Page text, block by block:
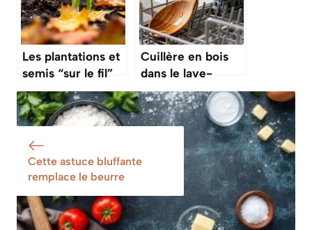
prévenir la
repousse
en novembre
Les plantations et
semis “sur le fil”
que les experts
recommandent
juste avant
l’arrivée de l’hiver
Cuillère en bois
dans le lave-
vaisselle : une
habitude insolite
mais
redoutablement
efficace
Cette astuce bluffante
remplace le beurre